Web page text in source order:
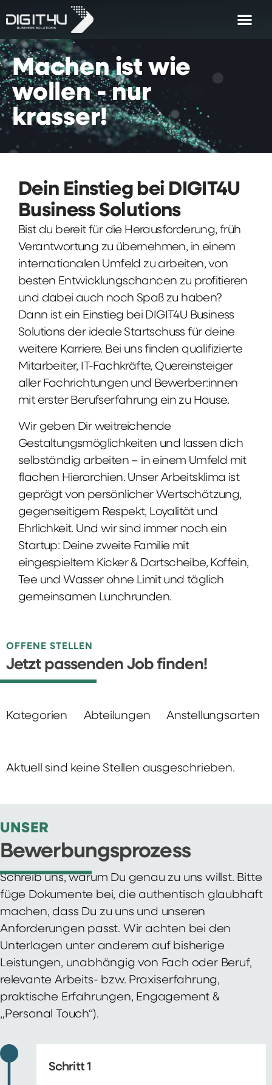
Machen ist wie
wollen - nur
krasser!
Dein Einstieg bei DIGIT4U
Business Solutions
Bist du bereit für die Herausforderung, früh
Verantwortung zu übernehmen, in einem
internationalen Umfeld zu arbeiten, von
besten Entwicklungschancen zu profitieren
und dabei auch noch Spaß zu haben?
Dann ist ein Einstieg bei DIGIT4U Business
Solutions der ideale Startschuss für deine
weitere Karriere. Bei uns finden qualifizierte
Mitarbeiter, IT-Fachkräfte, Quereinsteiger
aller Fachrichtungen und Bewerber:innen
mit erster Berufserfahrung ein zu Hause.
Wir geben Dir weitreichende
Gestaltungsmöglichkeiten und lassen dich
selbständig arbeiten – in einem Umfeld mit
flachen Hierarchien. Unser Arbeitsklima ist
geprägt von persönlicher Wertschätzung,
gegenseitigem Respekt, Loyalität und
Ehrlichkeit. Und wir sind immer noch ein
Startup: Deine zweite Familie mit
eingespieltem Kicker & Dartscheibe, Koffein,
Tee und Wasser ohne Limit und täglich
gemeinsamen Lunchrunden.
OFFENE STELLEN
Jetzt passenden Job finden!
Kategorien Abteilungen Anstellungsarten
Aktuell sind keine Stellen ausgeschrieben.
UNSER
Bewerbungsprozess
Schreib uns, warum Du genau zu uns willst. Bitte
füge Dokumente bei, die authentisch glaubhaft
machen, dass Du zu uns und unseren
Anforderungen passt. Wir achten bei den
Unterlagen unter anderem auf bisherige
Leistungen, unabhängig von Fach oder Beruf,
relevante Arbeits- bzw. Praxiserfahrung,
praktische Erfahrungen, Engagement &
„Personal Touch“).
Schritt 1